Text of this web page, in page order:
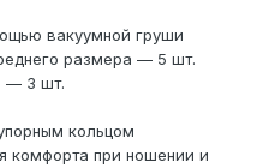
вакуумной груши
размера — 5 шт.
— 3 шт.
кольцом
комфорта при ношении и